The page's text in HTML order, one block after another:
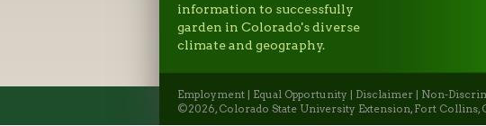
information to successfully
garden in Colorado's diverse
climate and geography.
Employment Equal Opportunity Disclaimer Non-
©2026, Colorado State University Extension, Fort Collins,